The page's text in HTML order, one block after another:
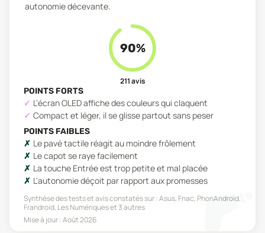
autonomie décevante.
90%
211avis
POINTS FORTS
L'écran OLED affiche des couleurs qui claquent
Compact et léger, il se glisse partout sans peser
POINTS FAIBLES
Le pavé tactile réagit au moindre frôlement
Le capot se raye facilement
La touche Entrée est trop petite et mal placée
L'autonomie déçoit par rapport aux promesses
Synthèse des tests et avis constatés sur :Asus, Fnac, PhonAndroid,
Frandroid, Les Numériqueset 3 autres
Mise à jour :Août 2026